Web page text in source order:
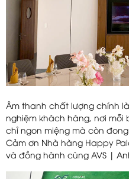
Âm thanh chất lượng chính
nghiệm khách hàng, nơi mỗi
chỉ ngon miệng mà còn
Cảm ơn Nhà hàng Happy
và đồng hành cùng AVS |